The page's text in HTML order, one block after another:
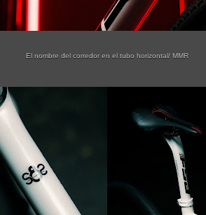
El nombre del corredor en el tubo horizontal/ MMR